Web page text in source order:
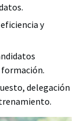
y
formación.
delegación